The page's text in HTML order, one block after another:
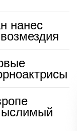
нанес